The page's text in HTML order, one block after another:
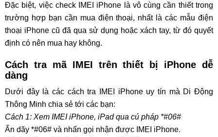
Đặc biệt, việc check IMEI iPhone là vô cùng cần thiết trong
trường hợp bạn cần mua điện thoại, nhất là các mẫu điện
thoại iPhone cũ đã qua sử dụng hoặc xách tay, từ đó quyết
định có nên mua hay không.
Cách tra mã IMEI trên thiết bị iPhone dễ
dàng
Dưới đây là các cách tra IMEI iPhone uy tín mà Di Động
Thông Minh chia sẻ tới các bạn:
Cách 1: Xem IMEI iPhone, iPad qua cú pháp *#06#
Ấn dãy *#06# và nhấn gọi nhận được IMEI iPhone.